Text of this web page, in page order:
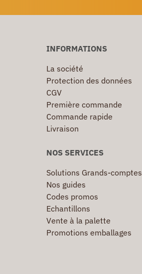
INFORMATIONS
La société
Protection des données
CGV
Première commande
Commande rapide
Livraison
NOS SERVICES
Solutions Grands-comptes
Nos guides
Codes promos
Echantillons
Vente à la palette
Promotions emballages